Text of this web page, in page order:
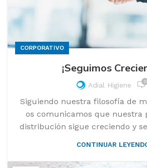
CORPORATIVO
¡Seguimos
Adial Higiene 0
Siguiendo nuestra filosofía de
os comunicamos que nuestra
distribución sigue creciendo y
CONTINUAR